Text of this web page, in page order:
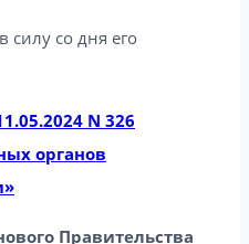
силу со дня его
N 326
органов
Правительства